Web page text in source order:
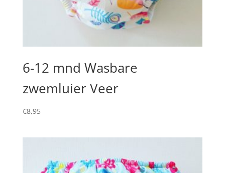
6-12 mnd Wasbare
zwemluier Veer
€8,95